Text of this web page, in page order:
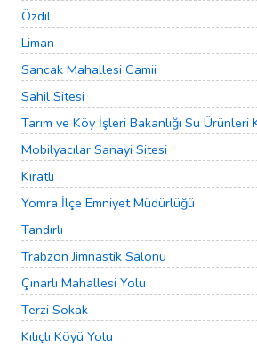
Özdil
Liman
Sancak Mahallesi Camii
Sahil Sitesi
Tarım ve Köy İşleri Bakanlığı Su Ürünleri
Mobilyacılar Sanayi Sitesi
Kıratlı
Yomra İlçe Emniyet Müdürlüğü
Tandırlı
Trabzon Jimnastik Salonu
Çınarlı Mahallesi Yolu
Terzi Sokak
Kılıçlı Köyü Yolu